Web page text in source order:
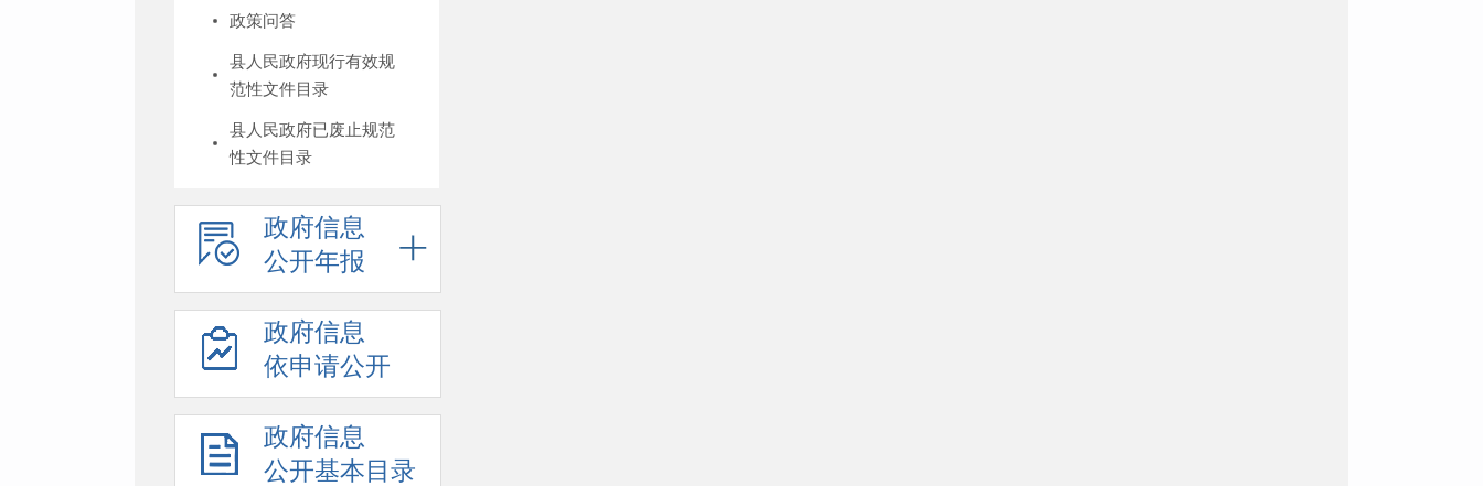
政策问答
县人民政府现行有效规
范性文件目录
县人民政府已废止规范
性文件目录
政府信息
公开年报
政府信息
依申请公开
政府信息
公开基本目录